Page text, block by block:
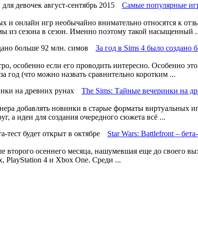
Самые популярные
и онлайн игр необычайно внимательно относятся к
из сезона в сезон. Именно поэтому такой насыщенный
За год в Sims 4 было создано
особенно если его проводить интересно. Особенно
год (что можно назвать сравнительно коротким ...
The Sims: Тайные вечеринки на
добавлять новинки в старые форматы
а идеи для создания очередного сюжета всё ...
Star Wars: Battlefront –
второго осеннего месяца, нашумевшая еще до своего
PlayStation 4 и Xbox One. Среди ...